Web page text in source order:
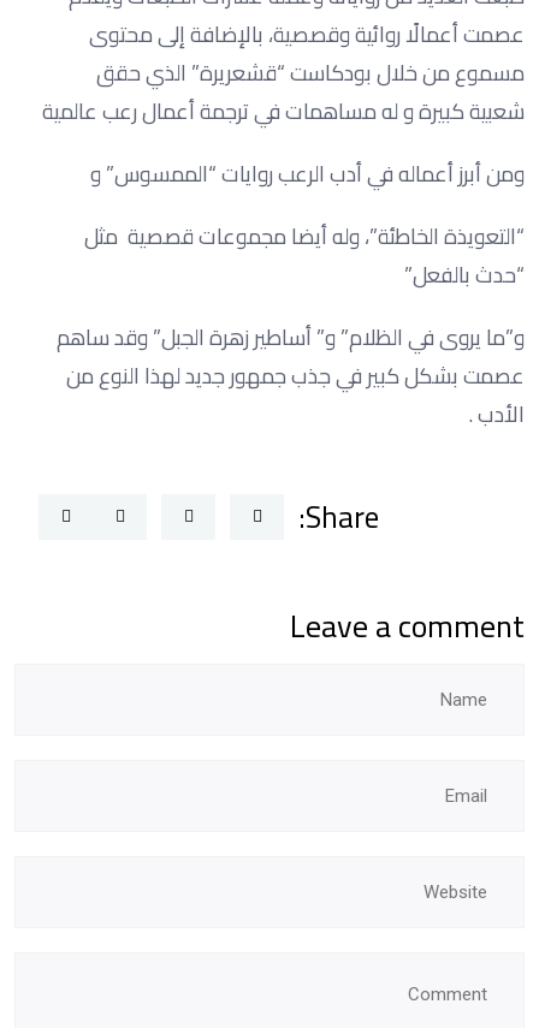
عصمت أعمالًا روائية وقصصية، بالإضافة إلى محتوى
مسموع من خلال بودكاست “قشعريرة” الذي حقق
شعبية كبيرة و له مساهمات في ترجمة أعمال رعب عالمية
ومن أبرز أعماله في أدب الرعب روايات “الممسوس” و
“التعويذة الخاطئة”، وله أيضا مجموعات قصصية مثل
“حدث بالفعل”
و”ما يروى في الظلام” و” أساطير زهرة الجبل” وقد ساهم
عصمت بشكل كبير في جذب جمهور جديد لهذا النوع من
الأدب .
Share:
Leave a comment